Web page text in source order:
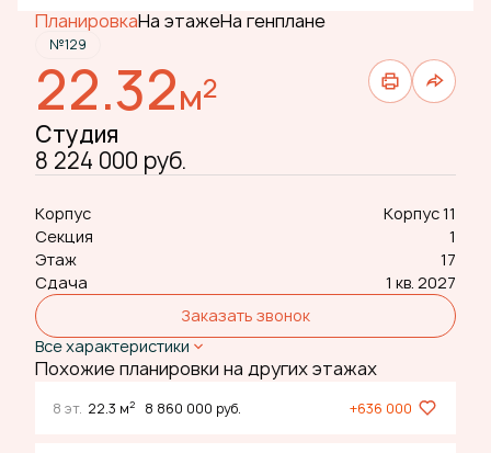
ПланировкаНа этажеНа генплане
№129
22.32м2
Студия
8 224 000 руб.
Корпус
Корпус 11
Секция
1
Этаж
17
Сдача
1 кв. 2027
Заказать звонок
Все характеристики
Похожие планировки на других этажах
8 эт. 22.3 м2 8 860 000 руб. +636 000